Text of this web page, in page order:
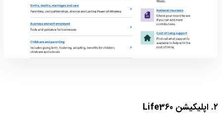
۲. اپلیکیشن Life360